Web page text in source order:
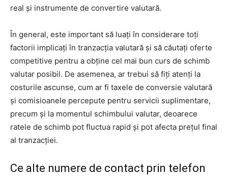
real și instrumente de convertire valutară.
În general, este important să luați în considerare toți
factorii implicați în tranzacția valutară și să căutați oferte
competitive pentru a obține cel mai bun curs de schimb
valutar posibil. De asemenea, ar trebui să fiți atenți la
costurile ascunse, cum ar fi taxele de conversie valutară
și comisioanele percepute pentru servicii suplimentare,
precum și la momentul schimbului valutar, deoarece
ratele de schimb pot fluctua rapid și pot afecta prețul final
al tranzacției.
Ce alte numere de contact prin telefon